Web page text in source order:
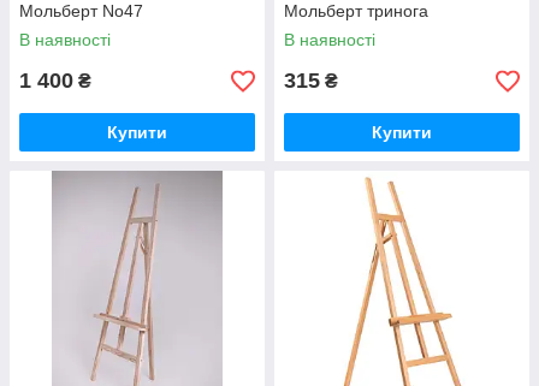
Мольберт No47
В наявності
1 400 ₴
Купити
Мольберт тринога
В наявності
315 ₴
Купити